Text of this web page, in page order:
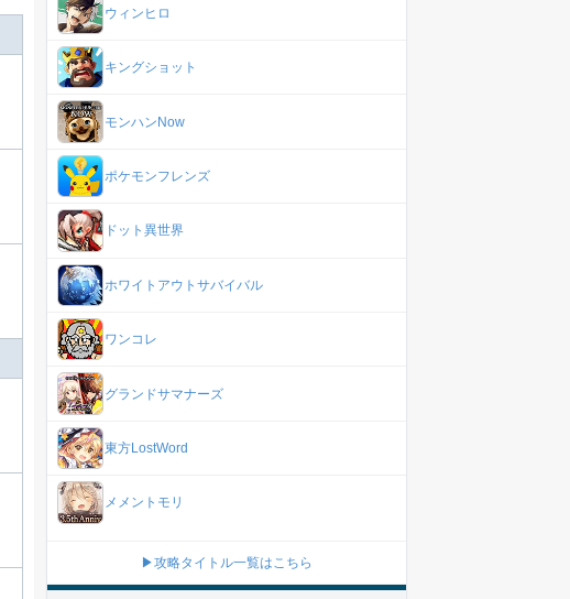
ウィンヒロ
キングショット
モンハンNow
ポケモンフレンズ
ドット異世界
ホワイトアウトサバイバル
ワンコレ
グランドサマナーズ
東方LostWord
メメントモリ
▶攻略タイトル一覧はこちら